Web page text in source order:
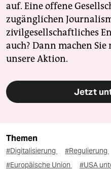
auf. Eine offene
zugänglichen
zivilgesellschaftliches
auch? Dann machen
unsere Aktion.
Jetzt
Themen
#Digitalisierung #Regulierung
#Europäische Union
#USA